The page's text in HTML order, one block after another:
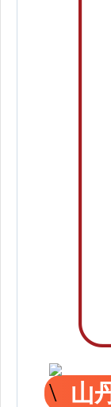
山